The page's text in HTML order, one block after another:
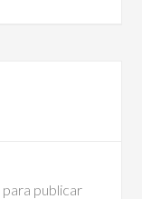
para publicar